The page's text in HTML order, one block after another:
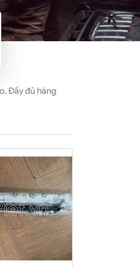
Đầy đủ hàng